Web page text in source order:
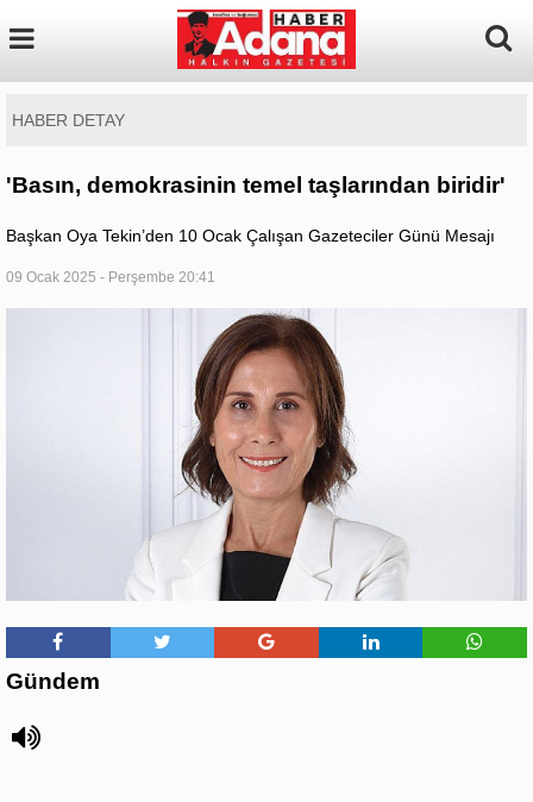
HABER DETAY
'Basın, demokrasinin temel taşlarından biridir'
Başkan Oya Tekin’den 10 Ocak Çalışan Gazeteciler Günü Mesajı
09 Ocak 2025 - Perşembe 20:41
Gündem